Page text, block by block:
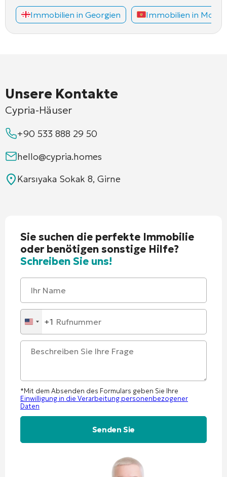
Immobilien in Georgien Immobilien in
Unsere Kontakte
Cypria-Häuser
+90 533 888 29 50
hello@cypria.homes
Karsıyaka Sokak 8, Girne
Sie suchen die perfekte Immobilie
oder benötigen sonstige Hilfe?
Schreiben Sie uns!
United
States
+1
+1
*Mit dem Absenden des Formulars geben Sie Ihre
Einwilligung in die Verarbeitung personenbezogener
Daten